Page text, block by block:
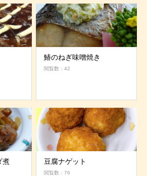
鰆のねぎ味噌焼き
閲覧数：42
煮 豆腐ナゲット
閲覧数：76